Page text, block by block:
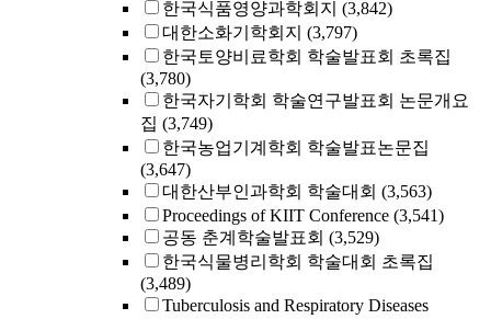
한국식품영양과학회지 (3,842)
대한소화기학회지 (3,797)
한국토양비료학회 학술발표회 초록집
(3,780)
한국자기학회 학술연구발표회 논문개요
집 (3,749)
한국농업기계학회 학술발표논문집
(3,647)
대한산부인과학회 학술대회 (3,563)
Proceedings of KIIT Conference (3,541)
공동 춘계학술발표회 (3,529)
한국식물병리학회 학술대회 초록집
(3,489)
Tuberculosis and Respiratory Diseases